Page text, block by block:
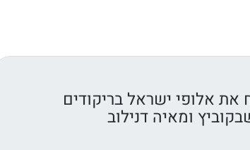
אלופי ישראל בריקודים
ומאיה דנילוב